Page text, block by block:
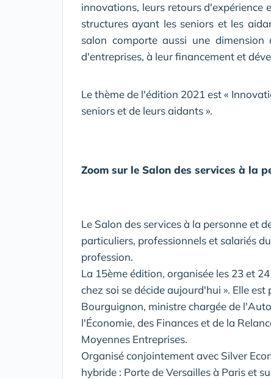
innovations, leurs retours d'expérience
structures ayant les seniors et les
salon comporte aussi une
d'entreprises, à leur financement et
Le thème de l'édition 2021 est «
seniors et de leurs aidants ».
Zoom sur le Salon des services à la
Le Salon des services à la personne et
particuliers, professionnels et salariés
profession.
La 15ème édition, organisée les 23 et
chez soi se décide aujourd'hui ». Elle
Bourguignon, ministre chargée de
l'Économie, des Finances et de la
Moyennes Entreprises.
Organisé conjointement avec Silver
hybride : Porte de Versailles à Paris et